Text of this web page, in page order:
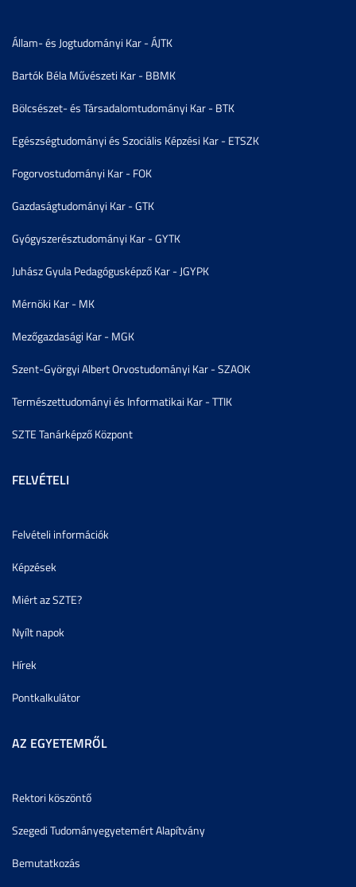
Állam- és Jogtudományi Kar - ÁJTK
Bartók Béla Művészeti Kar - BBMK
Bölcsészet- és Társadalomtudományi Kar - BTK
Egészségtudományi és Szociális Képzési Kar - ETSZK
Fogorvostudományi Kar - FOK
Gazdaságtudományi Kar - GTK
Gyógyszerésztudományi Kar - GYTK
Juhász Gyula Pedagógusképző Kar - JGYPK
Mérnöki Kar - MK
Mezőgazdasági Kar - MGK
Szent-Györgyi Albert Orvostudományi Kar - SZAOK
Természettudományi és Informatikai Kar - TTIK
SZTE Tanárképző Központ
FELVÉTELI
Felvételi információk
Képzések
Miért az SZTE?
Nyílt napok
Hírek
Pontkalkulátor
AZ EGYETEMRŐL
Rektori köszöntő
Szegedi Tudományegyetemért Alapítvány
Bemutatkozás